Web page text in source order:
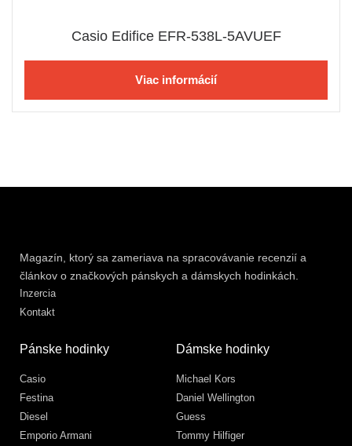
Casio Edifice EFR-538L-5AVUEF
Viac informácií
Magazín, ktorý sa zameriava na spracovávanie recenzií a
článkov o značkových pánskych a dámskych hodinkách.
Inzercia
Kontakt
Pánske hodinky
Casio
Festina
Diesel
Emporio Armani
Dámske hodinky
Michael Kors
Daniel Wellington
Guess
Tommy Hilfiger